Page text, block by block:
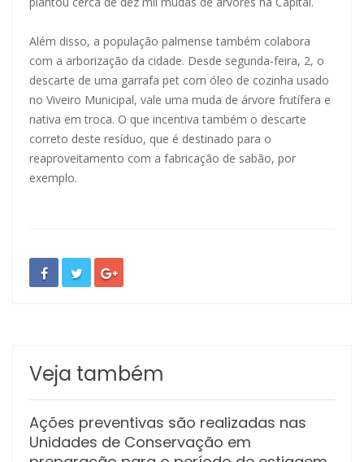
Além disso, a população palmense também colabora
com a arborização da cidade. Desde segunda-feira, 2, o
descarte de uma garrafa pet com óleo de cozinha usado
no Viveiro Municipal, vale uma muda de árvore frutífera e
nativa em troca. O que incentiva também o descarte
correto deste resíduo, que é destinado para o
reaproveitamento com a fabricação de sabão, por
exemplo.
Veja também
Ações preventivas são realizadas nas
Unidades de Conservação em